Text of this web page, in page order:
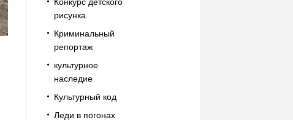
рисунка
Криминальный
репортаж
культурное
наследие
Культурный код
Леди в погонах